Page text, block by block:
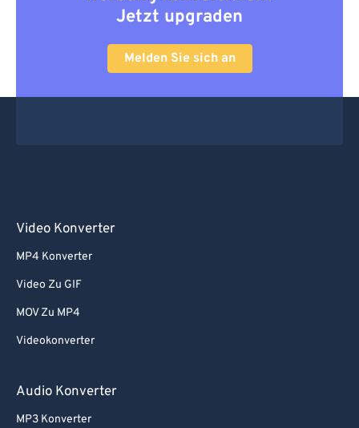
Jetzt upgraden
Melden Sie sich an
Video Konverter
MP4 Konverter
Video Zu GIF
MOV Zu MP4
Videokonverter
Audio Konverter
MP3 Konverter